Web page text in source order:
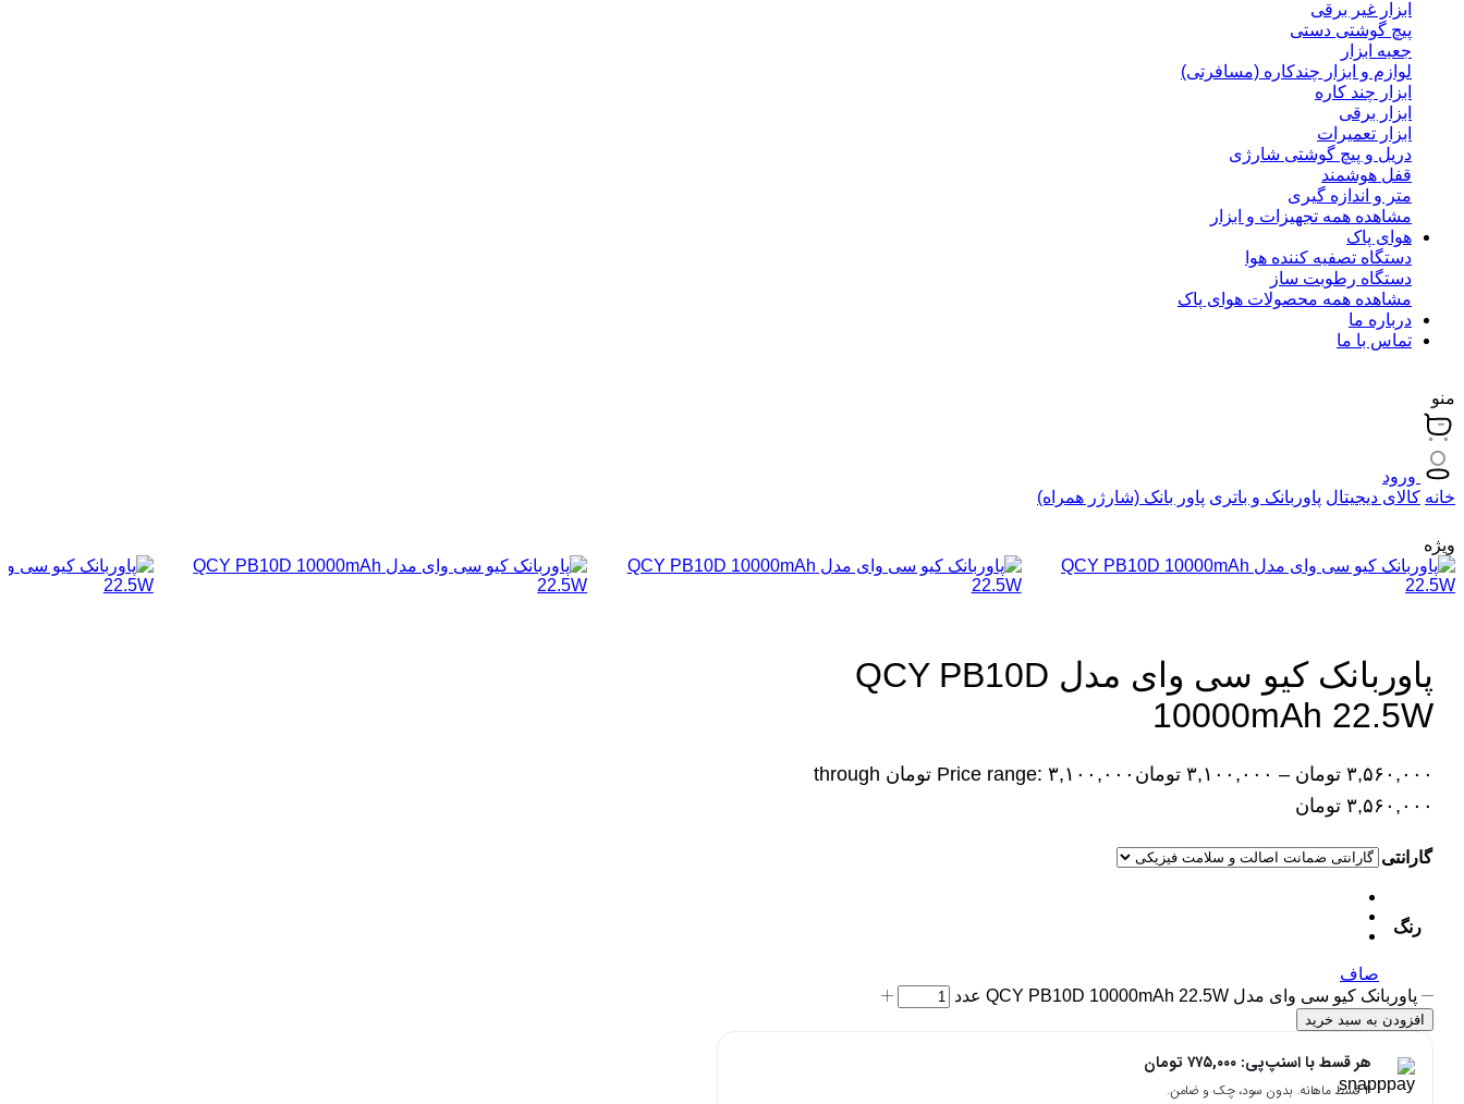
ابزار غیر برقی
پیچ گوشتی دستی
جعبه ابزار
لوازم و ابزار چندکاره (مسافرتی)
ابزار چند کاره
ابزار برقی
ابزار تعمیرات
دریل و پیچ گوشتی شارژی
قفل هوشمند
متر و اندازه گیری
مشاهده همه تجهیزات و ابزار
هوای پاک
دستگاه تصفیه کننده هوا
دستگاه رطوبت ساز
مشاهده همه محصولات هوای پاک
درباره ما
تماس با ما
منو
ورود
خانه کالای دیجیتال پاوربانک و باتری پاور بانک (شارژر همراه)
ویژه
پاوربانک کیو سی وای مدل QCY PB10D
10000mAh 22.5W
۳,۵۶۰,۰۰۰ تومان – ۳,۱۰۰,۰۰۰ تومان
Price range: ۳,۱۰۰,۰۰۰ تومان through
۳,۵۶۰,۰۰۰ تومان
گارانتی
رنگ
صاف
پاوربانک کیو سی وای مدل QCY PB10D 10000mAh 22.5W عدد
افزودن به سبد خرید
هر قسط با اسنپ‌پی: ۷۷۵,۰۰۰ تومان
۴ قسط ماهانه. بدون سود، چک و ضامن.